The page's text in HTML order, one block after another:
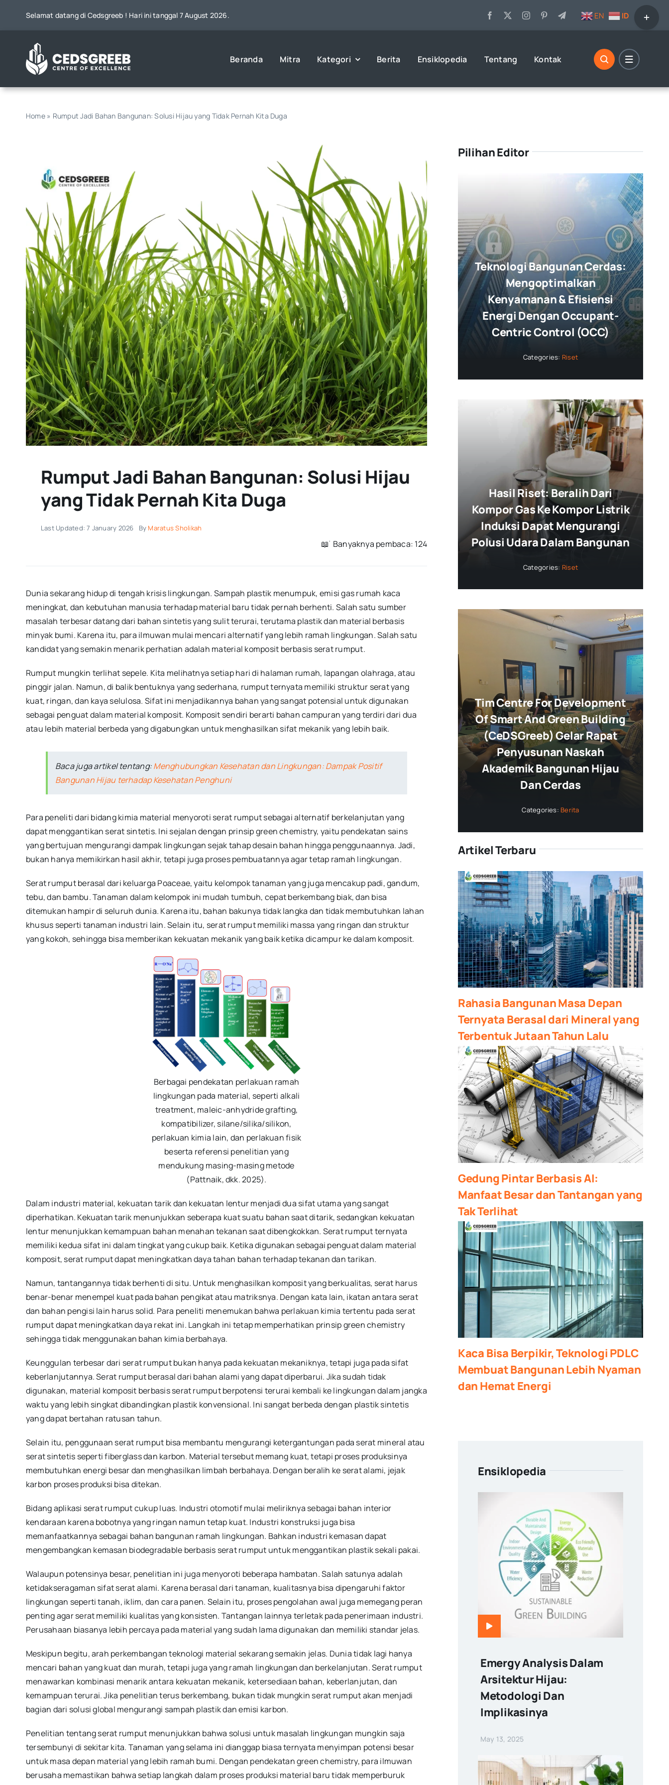
Selamat datang di Cedsgreeb ! Hari ini tanggal 7 August 2026. EN ID
Beranda Mitra Kategori Berita Ensiklopedia Tentang Kontak
Home» Rumput Jadi Bahan Bangunan: Solusi Hijau yang Tidak Pernah Kita Duga
Rumput Jadi Bahan Bangunan: Solusi Hijau
yang Tidak Pernah Kita Duga
Last Updated: 7 January 2026 By Maratus Sholikah
📖 ࣪ Banyaknya pembaca: 124
Dunia sekarang hidup di tengah krisis lingkungan. Sampah plastik menumpuk, emisi gas rumah kaca
meningkat, dan kebutuhan manusia terhadap material baru tidak pernah berhenti. Salah satu sumber
masalah terbesar datang dari bahan sintetis yang sulit terurai, terutama plastik dan material berbasis
minyak bumi. Karena itu, para ilmuwan mulai mencari alternatif yang lebih ramah lingkungan. Salah satu
kandidat yang semakin menarik perhatian adalah material komposit berbasis serat rumput.
Rumput mungkin terlihat sepele. Kita melihatnya setiap hari di halaman rumah, lapangan olahraga, atau
pinggir jalan. Namun, di balik bentuknya yang sederhana, rumput ternyata memiliki struktur serat yang
kuat, ringan, dan kaya selulosa. Sifat ini menjadikannya bahan yang sangat potensial untuk digunakan
sebagai penguat dalam material komposit. Komposit sendiri berarti bahan campuran yang terdiri dari dua
atau lebih material berbeda yang digabungkan untuk menghasilkan sifat mekanik yang lebih baik.
Baca juga artikel tentang:Menghubungkan Kesehatan dan Lingkungan: Dampak Positif
Bangunan Hijau terhadap Kesehatan Penghuni
Para peneliti dari bidang kimia material menyoroti serat rumput sebagai alternatif berkelanjutan yang
dapat menggantikan serat sintetis. Ini sejalan dengan prinsip green chemistry, yaitu pendekatan sains
yang bertujuan mengurangi dampak lingkungan sejak tahap desain bahan hingga penggunaannya. Jadi,
bukan hanya memikirkan hasil akhir, tetapi juga proses pembuatannya agar tetap ramah lingkungan.
Serat rumput berasal dari keluarga Poaceae, yaitu kelompok tanaman yang juga mencakup padi, gandum,
tebu, dan bambu. Tanaman dalam kelompok ini mudah tumbuh, cepat berkembang biak, dan bisa
ditemukan hampir di seluruh dunia. Karena itu, bahan bakunya tidak langka dan tidak membutuhkan lahan
khusus seperti tanaman industri lain. Selain itu, serat rumput memiliki massa yang ringan dan struktur
yang kokoh, sehingga bisa memberikan kekuatan mekanik yang baik ketika dicampur ke dalam komposit.
Berbagai pendekatan perlakuan ramah
lingkungan pada material, seperti alkali
treatment, maleic-anhydride grafting,
kompatibilizer, silane/silika/silikon,
perlakuan kimia lain, dan perlakuan fisik
beserta referensi penelitian yang
mendukung masing-masing metode
(Pattnaik, dkk. 2025).
Dalam industri material, kekuatan tarik dan kekuatan lentur menjadi dua sifat utama yang sangat
diperhatikan. Kekuatan tarik menunjukkan seberapa kuat suatu bahan saat ditarik, sedangkan kekuatan
lentur menunjukkan kemampuan bahan menahan tekanan saat dibengkokkan. Serat rumput ternyata
memiliki kedua sifat ini dalam tingkat yang cukup baik. Ketika digunakan sebagai penguat dalam material
komposit, serat rumput dapat meningkatkan daya tahan bahan terhadap tekanan dan tarikan.
Namun, tantangannya tidak berhenti di situ. Untuk menghasilkan komposit yang berkualitas, serat harus
benar-benar menempel kuat pada bahan pengikat atau matriksnya. Dengan kata lain, ikatan antara serat
dan bahan pengisi lain harus solid. Para peneliti menemukan bahwa perlakuan kimia tertentu pada serat
rumput dapat meningkatkan daya rekat ini. Langkah ini tetap memperhatikan prinsip green chemistry
sehingga tidak menggunakan bahan kimia berbahaya.
Keunggulan terbesar dari serat rumput bukan hanya pada kekuatan mekaniknya, tetapi juga pada sifat
keberlanjutannya. Serat rumput berasal dari bahan alami yang dapat diperbarui. Jika sudah tidak
digunakan, material komposit berbasis serat rumput berpotensi terurai kembali ke lingkungan dalam jangka
waktu yang lebih singkat dibandingkan plastik konvensional. Ini sangat berbeda dengan plastik sintetis
yang dapat bertahan ratusan tahun.
Selain itu, penggunaan serat rumput bisa membantu mengurangi ketergantungan pada serat mineral atau
serat sintetis seperti fiberglass dan karbon. Material tersebut memang kuat, tetapi proses produksinya
membutuhkan energi besar dan menghasilkan limbah berbahaya. Dengan beralih ke serat alami, jejak
karbon proses produksi bisa ditekan.
Bidang aplikasi serat rumput cukup luas. Industri otomotif mulai meliriknya sebagai bahan interior
kendaraan karena bobotnya yang ringan namun tetap kuat. Industri konstruksi juga bisa
memanfaatkannya sebagai bahan bangunan ramah lingkungan. Bahkan industri kemasan dapat
mengembangkan kemasan biodegradable berbasis serat rumput untuk menggantikan plastik sekali pakai.
Walaupun potensinya besar, penelitian ini juga menyoroti beberapa hambatan. Salah satunya adalah
ketidakseragaman sifat serat alami. Karena berasal dari tanaman, kualitasnya bisa dipengaruhi faktor
lingkungan seperti tanah, iklim, dan cara panen. Selain itu, proses pengolahan awal juga memegang peran
penting agar serat memiliki kualitas yang konsisten. Tantangan lainnya terletak pada penerimaan industri.
Perusahaan biasanya lebih percaya pada material yang sudah lama digunakan dan memiliki standar jelas.
Meskipun begitu, arah perkembangan teknologi material sekarang semakin jelas. Dunia tidak lagi hanya
mencari bahan yang kuat dan murah, tetapi juga yang ramah lingkungan dan berkelanjutan. Serat rumput
menawarkan kombinasi menarik antara kekuatan mekanik, ketersediaan bahan, keberlanjutan, dan
kemampuan terurai. Jika penelitian terus berkembang, bukan tidak mungkin serat rumput akan menjadi
bagian dari solusi global mengurangi sampah plastik dan emisi karbon.
Penelitian tentang serat rumput menunjukkan bahwa solusi untuk masalah lingkungan mungkin saja
tersembunyi di sekitar kita. Tanaman yang selama ini dianggap biasa ternyata menyimpan potensi besar
untuk masa depan material yang lebih ramah bumi. Dengan pendekatan green chemistry, para ilmuwan
berusaha memastikan bahwa setiap langkah dalam proses produksi material baru tidak memperburuk
Pilihan Editor
Teknologi Bangunan Cerdas:
Mengoptimalkan
Kenyamanan & Efisiensi
Energi Dengan Occupant-
Centric Control (OCC)
Categories: Riset
Hasil Riset: Beralih Dari
Kompor Gas Ke Kompor Listrik
Induksi Dapat Mengurangi
Polusi Udara Dalam Bangunan
Categories: Riset
Tim Centre For Development
Of Smart And Green Building
(CeDSGreeb) Gelar Rapat
Penyusunan Naskah
Akademik Bangunan Hijau
Dan Cerdas
Categories: Berita
Artikel Terbaru
Rahasia Bangunan Masa Depan
Ternyata Berasal dari Mineral yang
Terbentuk Jutaan Tahun Lalu
Gedung Pintar Berbasis AI:
Manfaat Besar dan Tantangan yang
Tak Terlihat
Kaca Bisa Berpikir, Teknologi PDLC
Membuat Bangunan Lebih Nyaman
dan Hemat Energi
Ensiklopedia
Emergy Analysis Dalam
Arsitektur Hijau:
Metodologi Dan
Implikasinya
May 13, 2025
Toggle
Sliding
Area